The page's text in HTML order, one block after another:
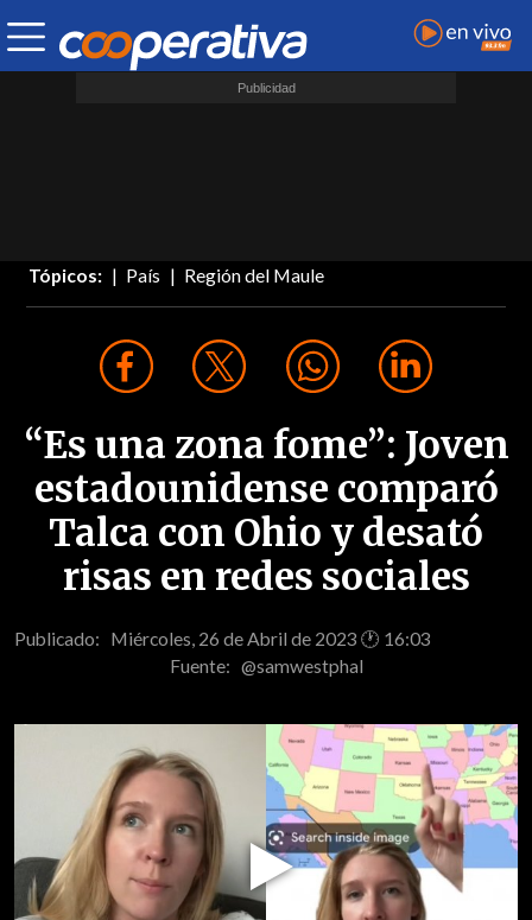
Tópicos: País Región del Maule
“Es una zona fome”: Joven
estadounidense comparó
Talca con Ohio y desató
risas en redes sociales
Publicado: Miércoles, 26 de Abril de 2023 🕐 16:03
Fuente: @samwestphal
Play
Video